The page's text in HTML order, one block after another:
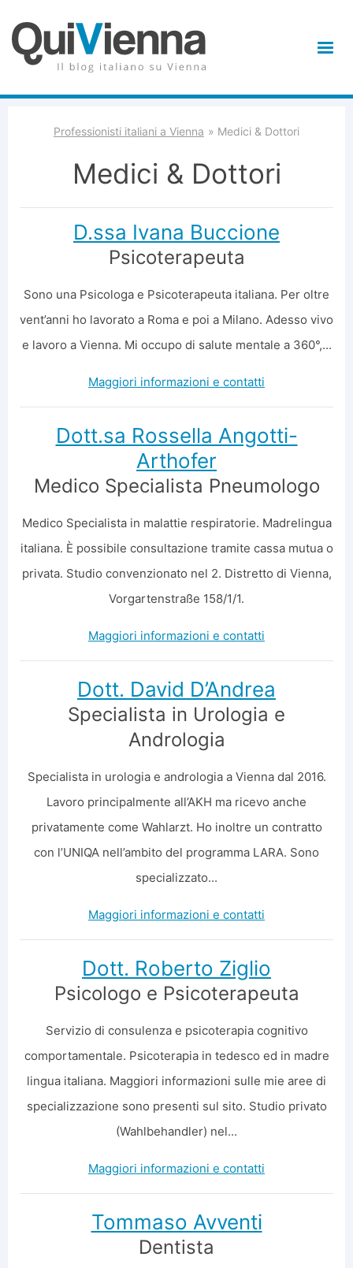
Professionisti italiani a Vienna Medici & Dottori
Medici & Dottori
D.ssa Ivana Buccione
Psicoterapeuta
Sono una Psicologa e Psicoterapeuta italiana. Per oltre
vent’anni ho lavorato a Roma e poi a Milano. Adesso vivo
e lavoro a Vienna. Mi occupo di salute mentale a 360°,...
Maggiori informazioni e contatti
Dott.sa Rossella Angotti-
Arthofer
Medico Specialista Pneumologo
Medico Specialista in malattie respiratorie. Madrelingua
italiana. È possibile consultazione tramite cassa mutua o
privata. Studio convenzionato nel 2. Distretto di Vienna,
Vorgartenstraße 158/1/1.
Maggiori informazioni e contatti
Dott. David D’Andrea
Specialista in Urologia e
Andrologia
Specialista in urologia e andrologia a Vienna dal 2016.
Lavoro principalmente all’AKH ma ricevo anche
privatamente come Wahlarzt. Ho inoltre un contratto
con l’UNIQA nell’ambito del programma LARA. Sono
specializzato...
Maggiori informazioni e contatti
Dott. Roberto Ziglio
Psicologo e Psicoterapeuta
Servizio di consulenza e psicoterapia cognitivo
comportamentale. Psicoterapia in tedesco ed in madre
lingua italiana. Maggiori informazioni sulle mie aree di
specializzazione sono presenti sul sito. Studio privato
(Wahlbehandler) nel...
Maggiori informazioni e contatti
Tommaso Avventi
Dentista